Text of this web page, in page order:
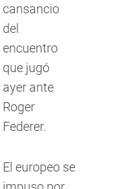
cansancio
del
encuentro
que jugó
ayer ante
Roger
Federer.
El europeo se